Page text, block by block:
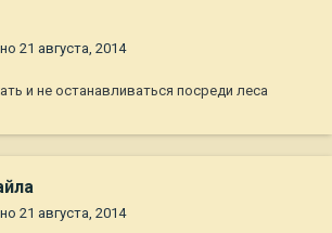
21 августа, 2014
и не останавливаться посреди леса
21 августа, 2014